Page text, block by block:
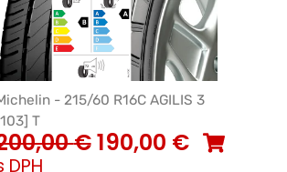
- 215/60 R16C AGILIS 3
T
€190,00 €
DPH